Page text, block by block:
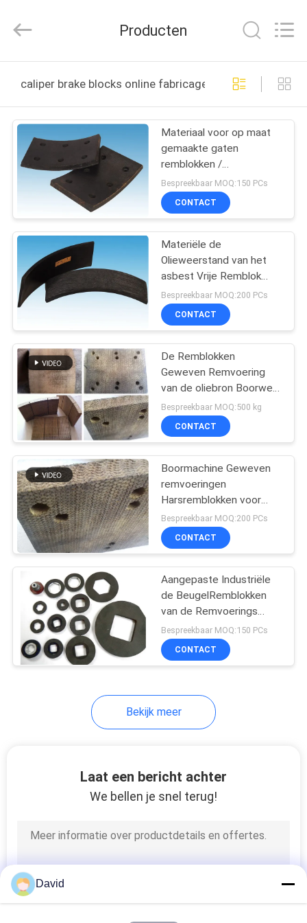
PRODUCTEN
ONGEVEER
ONS
FABRIEKSREIS
KWALITEITSCONTROLE
CONTACTEER
ONS
VERZOEK
OM EEN
CITAAT
SITEMAP
PRIVACY
POLICY
Producten
caliper brake blocks online fabricage
Materiaal voor op maat
gemaakte gaten
remblokken /
mijnmachines
Kaliperremblokken
Bespreekbaar MOQ:150 PCs
CONTACT
Materiële de
Olieweerstand van het
asbest Vrije Remblok
voor Heiblokken
Bespreekbaar MOQ:200 PCs
CONTACT
De Remblokken
Geweven Remvoering
van de oliebron Boorweg
voor Boringsmachines
Bespreekbaar MOQ:500 kg
CONTACT
Boormachine Geweven
remvoeringen
Harsremblokken voor
boorinstallaties voor
olieputten
Bespreekbaar MOQ:200 PCs
CONTACT
Aangepaste Industriële
de BeugelRemblokken
van de Remvoerings
Hoge Flexibiliteit
Bespreekbaar MOQ:150 PCs
CONTACT
Bekijk meer
Laat een bericht achter
We bellen je snel terug!
David